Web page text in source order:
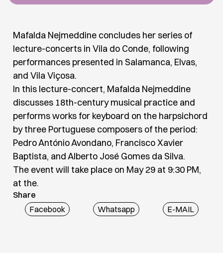
Mafalda Nejmeddine concludes her series of
lecture-concerts in Vila do Conde, following
performances presented in Salamanca, Elvas,
and Vila Viçosa.
In this lecture-concert, Mafalda Nejmeddine
discusses 18th-century musical practice and
performs works for keyboard on the harpsichord
by three Portuguese composers of the period:
Pedro António Avondano, Francisco Xavier
Baptista, and Alberto José Gomes da Silva.
The event will take place on May 29 at 9:30 PM,
at the.
Share
Facebook
Whatsapp E-MAIL